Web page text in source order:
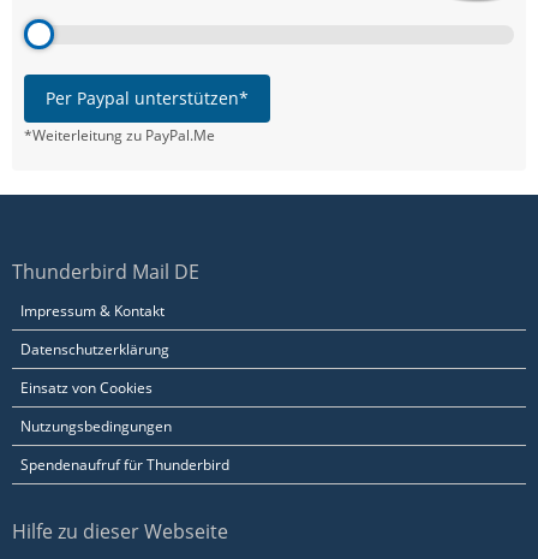
Per Paypal unterstützen*
*Weiterleitung zu PayPal.Me
Thunderbird Mail DE
Impressum & Kontakt
Datenschutzerklärung
Einsatz von Cookies
Nutzungsbedingungen
Spendenaufruf für Thunderbird
Hilfe zu dieser Webseite